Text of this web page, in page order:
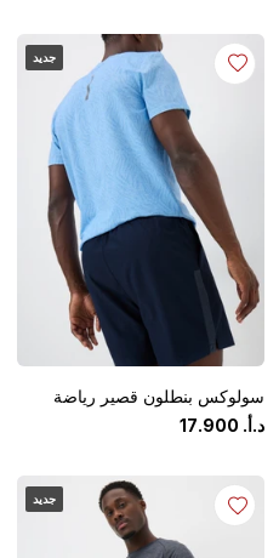
جديد
سولوكس بنطلون قصير رياضة
د.أ.
17.900
جديد